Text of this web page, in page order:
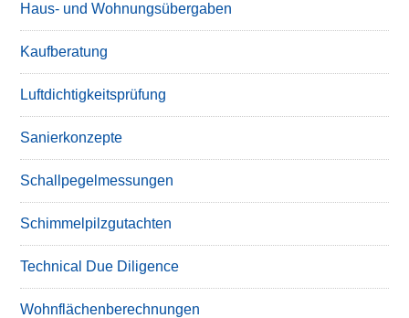
Haus- und Wohnungsübergaben
Kaufberatung
Luftdichtigkeitsprüfung
Sanierkonzepte
Schallpegelmessungen
Schimmelpilzgutachten
Technical Due Diligence
Wohnflächenberechnungen